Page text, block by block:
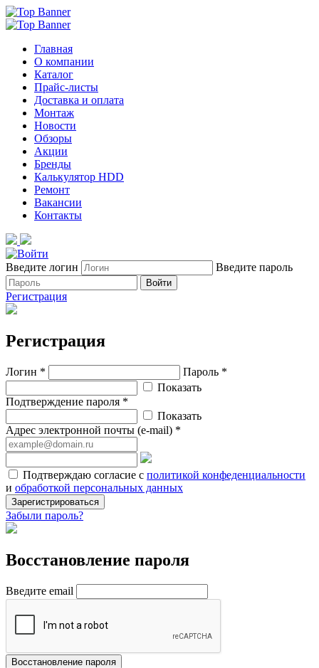
Главная
О компании
Каталог
Прайс-листы
Доставка и оплата
Монтаж
Новости
Обзоры
Акции
Бренды
Калькулятор HDD
Ремонт
Вакансии
Контакты
Введите логин Введите пароль
Войти
Регистрация
Регистрация
Логин *
Пароль *
Показать
Подтверждение пароля *
Показать
Адрес электронной почты (e-mail) *
Подтверждаю согласие с политикой конфеденциальности
и обработкой персональных данных
Зарегистрироваться
Забыли пароль?
Восстановление пароля
Введите email
Восстановление пароля